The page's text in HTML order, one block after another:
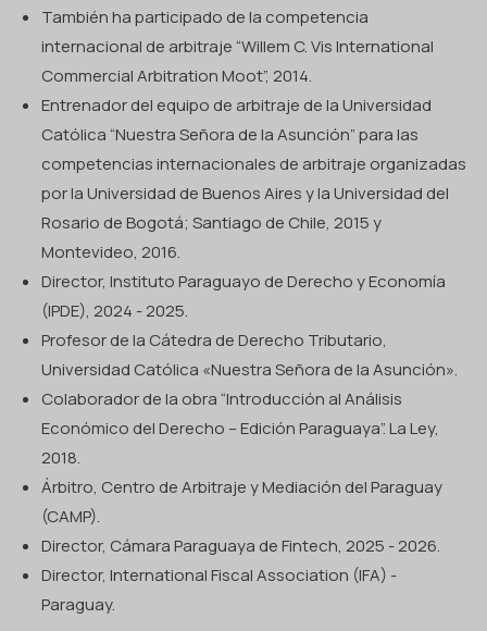
También ha participado de la competencia
internacional de arbitraje “Willem C. Vis International
Commercial Arbitration Moot”, 2014.
Entrenador del equipo de arbitraje de la Universidad
Católica “Nuestra Señora de la Asunción” para las
competencias internacionales de arbitraje organizadas
por la Universidad de Buenos Aires y la Universidad del
Rosario de Bogotá; Santiago de Chile, 2015 y
Montevideo, 2016.
Director, Instituto Paraguayo de Derecho y Economía
(IPDE), 2024 - 2025.
Profesor de la Cátedra de Derecho Tributario,
Universidad Católica «Nuestra Señora de la Asunción».
Colaborador de la obra “Introducción al Análisis
Económico del Derecho – Edición Paraguaya”. La Ley,
2018.
Árbitro, Centro de Arbitraje y Mediación del Paraguay
(CAMP).
Director, Cámara Paraguaya de Fintech, 2025 - 2026.
Director, International Fiscal Association (IFA) -
Paraguay.